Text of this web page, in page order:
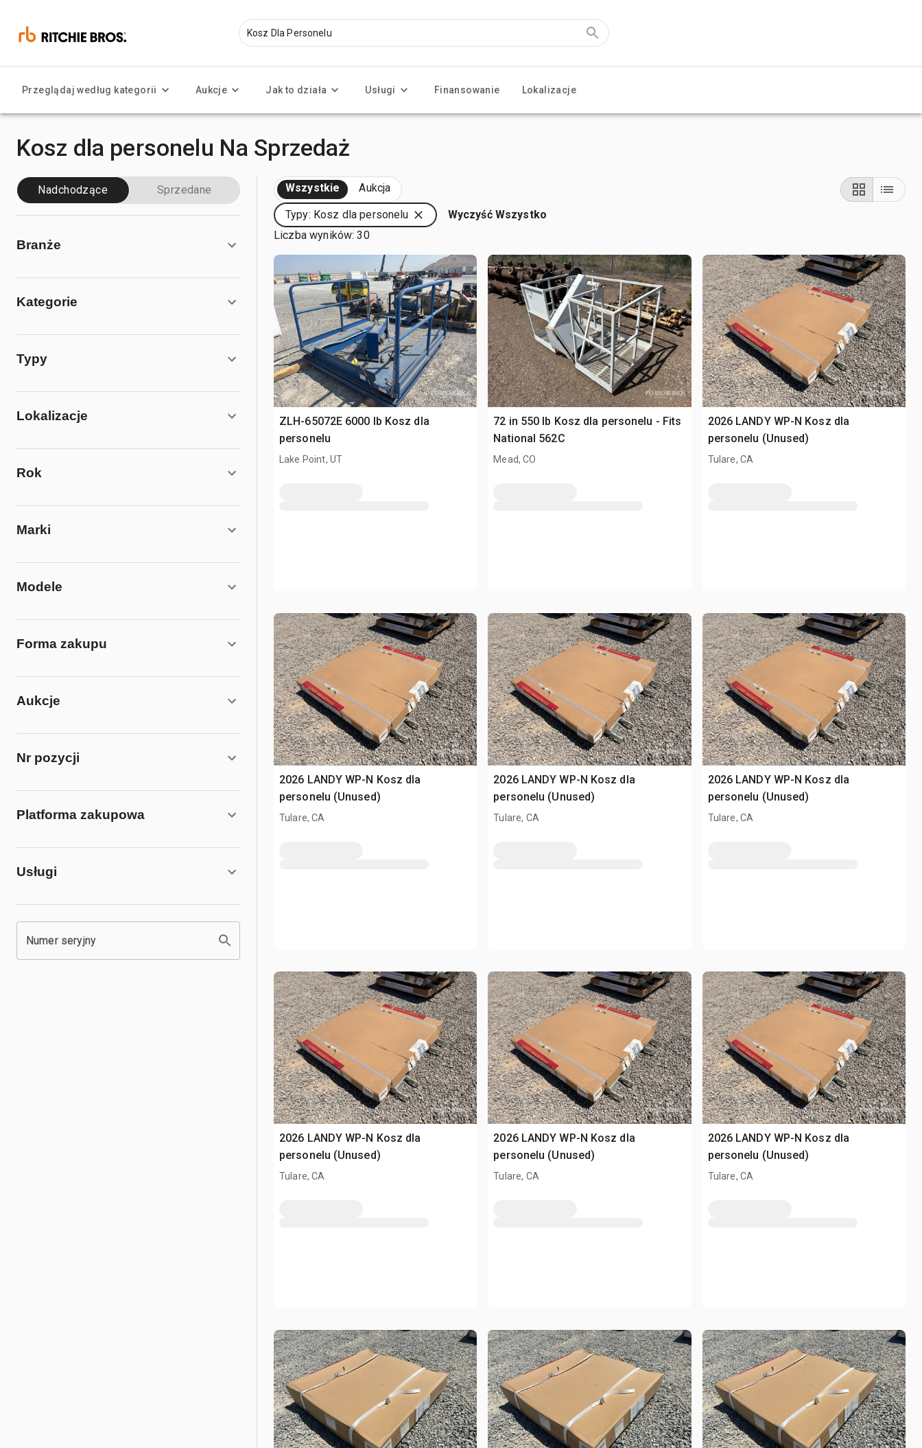
Przeglądaj według kategorii Aukcje Jak to działa Usługi Finansowanie Lokalizacje
Kosz dla personelu Na Sprzedaż
Nadchodzące Sprzedane
Branże
Kategorie
Typy
Lokalizacje
Rok
Marki
Modele
Forma zakupu
Aukcje
Nr pozycji
Platforma zakupowa
Usługi
Numer seryjny
Wszystkie Aukcja
Typy: Kosz dla personelu
Wyczyść Wszystko
Liczba wyników: 30
ZLH-65072E 6000 lb Kosz dla
personelu
Lake Point, UT
72 in 550 lb Kosz dla personelu - Fits
National 562C
Mead, CO
2026 LANDY WP-N Kosz dla
personelu (Unused)
Tulare, CA
2026 LANDY WP-N Kosz dla
personelu (Unused)
Tulare, CA
2026 LANDY WP-N Kosz dla
personelu (Unused)
Tulare, CA
2026 LANDY WP-N Kosz dla
personelu (Unused)
Tulare, CA
2026 LANDY WP-N Kosz dla
personelu (Unused)
Tulare, CA
2026 LANDY WP-N Kosz dla
personelu (Unused)
Tulare, CA
2026 LANDY WP-N Kosz dla
personelu (Unused)
Tulare, CA